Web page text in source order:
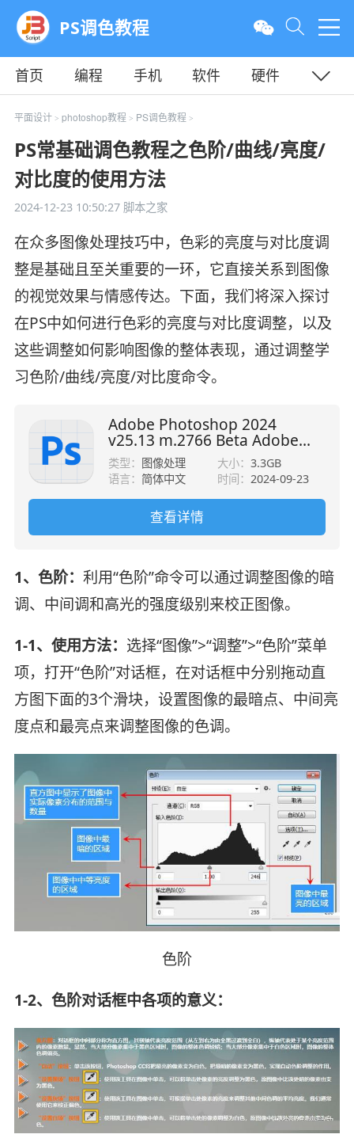
PS调色教程
首页 编程 手机 软件
硬件
教程
平面 服务器
平面设计> photoshop教程 > PS调色教程 >
PS常基础调色教程之色阶/曲线/亮度/
对比度的使用方法
2024-12-23 10:50:27脚本之家
在众多图像处理技巧中，色彩的亮度与对比度调
整是基础且至关重要的一环，它直接关系到图像
的视觉效果与情感传达。下面，我们将深入探讨
在PS中如何进行色彩的亮度与对比度调整，以及
这些调整如何影响图像的整体表现，通过调整学
习色阶/曲线/亮度/对比度命令。
Adobe Photoshop 2024
v25.13 m.2766 Beta Adobe
Firefly 中文直装版+神经滤镜
类型： 图像处理 大小： 3.3GB
语言： 简体中文 时间： 2024-09-23
查看详情
1、色阶： 利用“色阶”命令可以通过调整图像的暗
调、中间调和高光的强度级别来校正图像。
1-1、使用方法： 选择“图像”>“调整”>“色阶”菜单
项，打开“色阶”对话框，在对话框中分别拖动直
方图下面的3个滑块，设置图像的最暗点、中间亮
度点和最亮点来调整图像的色调。
色阶
1-2、色阶对话框中各项的意义：